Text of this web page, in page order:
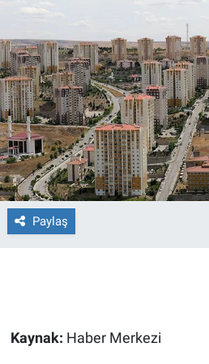
Paylaş
Kaynak: Haber Merkezi
Eğlence
Ekonomi
Forum
Gerçeğin İzinde
Gün Başlıyor
Gün Bitiyor